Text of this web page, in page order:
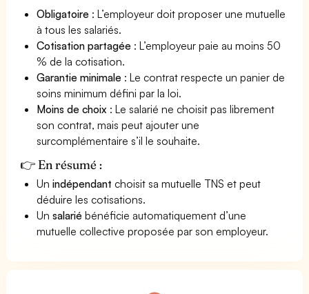
Obligatoire : L’employeur doit proposer une mutuelle
à tous les salariés.
Cotisation partagée : L’employeur paie au moins 50
% de la cotisation.
Garantie minimale : Le contrat respecte un panier de
soins minimum défini par la loi.
Moins de choix : Le salarié ne choisit pas librement
son contrat, mais peut ajouter une
surcomplémentaire s’il le souhaite.
👉 En résumé :
Unindépendant choisit sa mutuelle TNS et peut
déduire les cotisations.
Unsalarié bénéficie automatiquement d’une
mutuelle collective proposée par son employeur.